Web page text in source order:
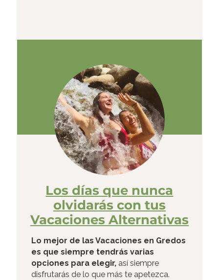
Los días que nunca
olvidarás con tus
Vacaciones Alternativas
Lo mejor de las Vacaciones en Gredos
es que siempre tendrás varias
opciones para elegir,así siempre
disfrutarás de lo que más te apetezca.